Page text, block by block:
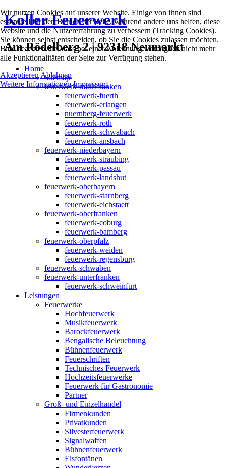
Koller Feuerwerk
Am Rödelberg 2 | 92318 Neumarkt
Home
Sitemap
feuerwerk-mittelfranken
feuerwerk-fuerth
feuerwerk-erlangen
nuernberg-feuerwerk
feuerwerk-roth
feuerwerk-schwabach
feuerwerk-ansbach
feuerwerk-niederbayern
feuerwerk-straubing
feuerwerk-passau
feuerwerk-landshut
feuerwerk-oberbayern
feuerwerk-starnberg
feuerwerk-eichstaett
feuerwerk-oberfranken
feuerwerk-coburg
feuerwerk-bamberg
feuerwerk-oberpfalz
feuerwerk-weiden
feuerwerk-regensburg
feuerwerk-schwaben
feuerwerk-unterfranken
feuerwerk-schweinfurt
Leistungen
Feuerwerke
Hochfeuerwerk
Musikfeuerwerk
Barockfeuerwerk
Bengalische Beleuchtung
Bühnenfeuerwerk
Feuerschriften
Technisches Feuerwerk
Hochzeitsfeuerwerke
Feuerwerk für Gastronomie
Partner
Groß- und Einzelhandel
Firmenkunden
Privatkunden
Silvesterfeuerwerk
Signalwaffen
Bühnenfeuerwerk
Eisfontänen
Wir nutzen Cookies auf unserer Website. Einige von ihnen sind
essenziell für den Betrieb der Seite, während andere uns helfen, diese
Website und die Nutzererfahrung zu verbessern (Tracking Cookies).
Sie können selbst entscheiden, ob Sie die Cookies zulassen möchten.
Bitte beachten Sie, dass bei einer Ablehnung womöglich nicht mehr
alle Funktionalitäten der Seite zur Verfügung stehen.
AkzeptierenAblehnen
Weitere Informationen Impressum